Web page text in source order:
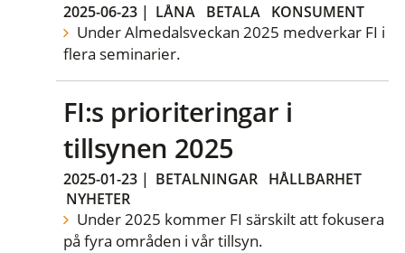
2025-06-23 | LÅNA BETALA KONSUMENT
Under Almedalsveckan 2025 medverkar FI i
flera seminarier.
FI:s prioriteringar i
tillsynen 2025
2025-01-23 | BETALNINGAR HÅLLBARHET
NYHETER
Under 2025 kommer FI särskilt att fokusera
på fyra områden i vår tillsyn.